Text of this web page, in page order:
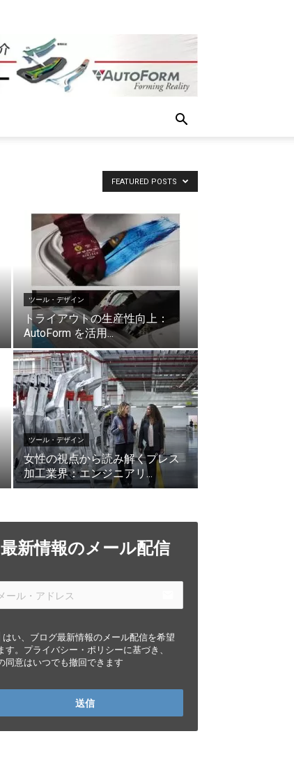
FEATURED POSTS
ツール・デザイン
トライアウトの生産性向上：
AutoForm を活用...
ツール・デザイン
女性の視点から読み解くプレス
加工業界：エンジニアリ...
最新情報のメール配信
はい、ブログ最新情報のメール配信を希望
す。プライバシー・ポリシーに基づき、
同意はいつでも撤回できます
送信